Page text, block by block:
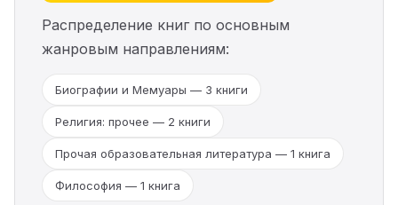
Распределение книг по основным
жанровым направлениям:
Биографии и Мемуары — 3 книги
Религия: прочее — 2 книги
Прочая образовательная литература — 1 книга
Философия — 1 книга